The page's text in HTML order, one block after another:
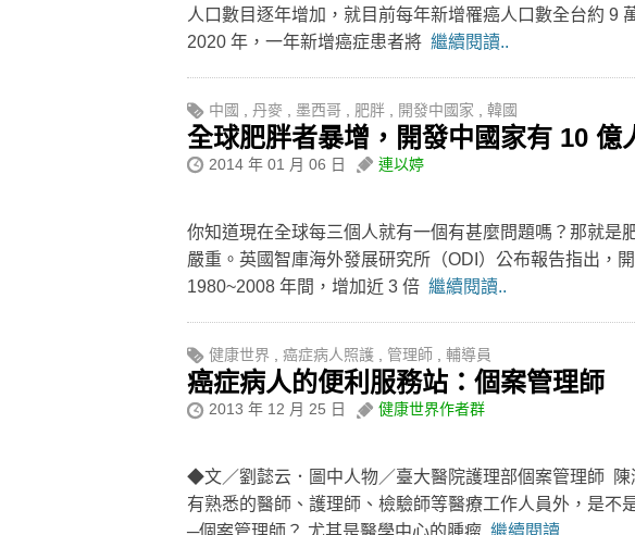
人口數目逐年增加，就目前每年新增罹癌人口數全台約 9
2020 年，一年新增癌症患者將 繼續閱讀..
中國 丹麥 墨西哥 肥胖 開發中國家 韓國
全球肥胖者暴增，開發中國家有 10 億
2014 年 01 月 06 日 連以婷
你知道現在全球每三個人就有一個有甚麼問題嗎？那就是
嚴重。英國智庫海外發展研究所（ODI）公布報告指出，
1980~2008 年間，增加近 3 倍 繼續閱讀..
健康世界 癌症病人照護 管理師 輔導員
癌症病人的便利服務站：個案管理師
2013 年 12 月 25 日 健康世界作者群
◆文／劉懿云．圖中人物／臺大醫院護理部個案管理師 陳
有熟悉的醫師、護理師、檢驗師等醫療工作人員外，是不